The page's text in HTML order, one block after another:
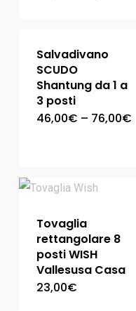
Salvadivano
SCUDO
Shantung da 1 a
3 posti
46,00€ – 76,00€
Tovaglia
rettangolare 8
posti WISH
Vallesusa Casa
23,00€